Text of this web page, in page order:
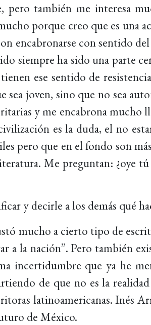
pero también me interesa
porque creo que es una
encabronarse con sentido
siempre ha sido una parte
ese sentido de
joven, sino que no sea
y me encabrona mucho
es la duda, el no
pero que en el fondo son
Me preguntan: ¿oye
y decirle a los demás qué
mucho a cierto tipo de
a la nación”. Pero también
incertidumbre que ya he
de que no es la
latinoamericanas. Inés
de México.